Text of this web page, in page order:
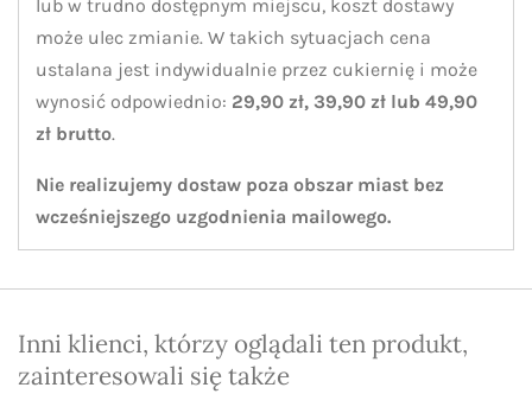
lub w trudno dostępnym miejscu, koszt dostawy
może ulec zmianie. W takich sytuacjach cena
ustalana jest indywidualnie przez cukiernię i może
wynosić odpowiednio: 29,90 zł, 39,90 zł lub 49,90
zł brutto.
Nie realizujemy dostaw poza obszar miast bez
wcześniejszego uzgodnienia mailowego.
Inni klienci, którzy oglądali ten produkt,
zainteresowali się także